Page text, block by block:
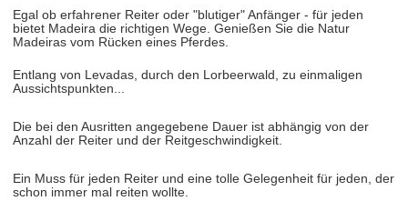
Egal ob erfahrener Reiter oder "blutiger" Anfänger - für jeden
bietet Madeira die richtigen Wege. Genießen Sie die Natur
Madeiras vom Rücken eines Pferdes.
Entlang von Levadas, durch den Lorbeerwald, zu einmaligen
Aussichtspunkten...
Die bei den Ausritten angegebene Dauer ist abhängig von der
Anzahl der Reiter und der Reitgeschwindigkeit.
Ein Muss für jeden Reiter und eine tolle Gelegenheit für jeden, der
schon immer mal reiten wollte.